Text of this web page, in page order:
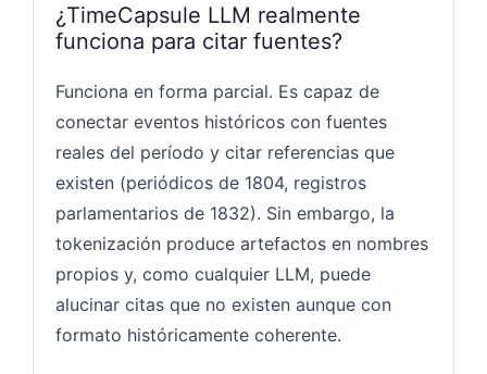
¿TimeCapsule LLM realmente
funciona para citar fuentes?
Funciona en forma parcial. Es capaz de
conectar eventos históricos con fuentes
reales del período y citar referencias que
existen (periódicos de 1804, registros
parlamentarios de 1832). Sin embargo, la
tokenización produce artefactos en nombres
propios y, como cualquier LLM, puede
alucinar citas que no existen aunque con
formato históricamente coherente.